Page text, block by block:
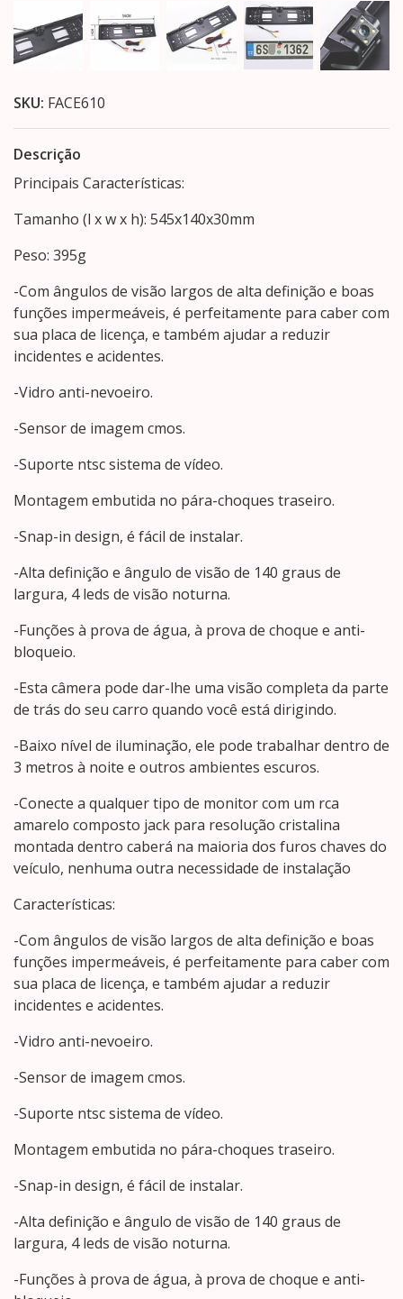
SKU: FACE610
Descrição
Principais Características:
Tamanho (l x w x h): 545x140x30mm
Peso: 395g
-Com ângulos de visão largos de alta definição e boas
funções impermeáveis, é perfeitamente para caber com
sua placa de licença, e também ajudar a reduzir
incidentes e acidentes.
-Vidro anti-nevoeiro.
-Sensor de imagem cmos.
-Suporte ntsc sistema de vídeo.
Montagem embutida no pára-choques traseiro.
-Snap-in design, é fácil de instalar.
-Alta definição e ângulo de visão de 140 graus de
largura, 4 leds de visão noturna.
-Funções à prova de água, à prova de choque e anti-
bloqueio.
-Esta câmera pode dar-lhe uma visão completa da parte
de trás do seu carro quando você está dirigindo.
-Baixo nível de iluminação, ele pode trabalhar dentro de
3 metros à noite e outros ambientes escuros.
-Conecte a qualquer tipo de monitor com um rca
amarelo composto jack para resolução cristalina
montada dentro caberá na maioria dos furos chaves do
veículo, nenhuma outra necessidade de instalação
Características:
-Com ângulos de visão largos de alta definição e boas
funções impermeáveis, é perfeitamente para caber com
sua placa de licença, e também ajudar a reduzir
incidentes e acidentes.
-Vidro anti-nevoeiro.
-Sensor de imagem cmos.
-Suporte ntsc sistema de vídeo.
Montagem embutida no pára-choques traseiro.
-Snap-in design, é fácil de instalar.
-Alta definição e ângulo de visão de 140 graus de
largura, 4 leds de visão noturna.
-Funções à prova de água, à prova de choque e anti-